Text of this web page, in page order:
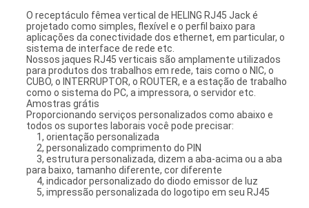
O receptáculo fêmea vertical de HELING RJ45 Jack é
projetado como simples, flexível e o perfil baixo para
aplicações da conectividade dos ethernet, em particular, o
sistema de interface de rede etc.
Nossos jaques RJ45 verticais são amplamente utilizados
para produtos dos trabalhos em rede, tais como o NIC, o
CUBO, o INTERRUPTOR, o ROUTER, e a estação de trabalho
como o sistema do PC, a impressora, o servidor etc.
Amostras grátis
Proporcionando serviços personalizados como abaixo e
todos os suportes laborais você pode precisar:
1, orientação personalizada
2, personalizado comprimento do PIN
3, estrutura personalizada, dizem a aba-acima ou a aba
para baixo, tamanho diferente, cor diferente
4, indicador personalizado do diodo emissor de luz
5, impressão personalizada do logotipo em seu RJ45